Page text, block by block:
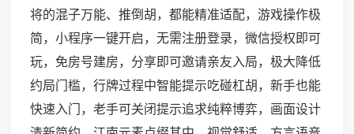
将的混子万能、推倒胡，都能精准适配，游戏操作极
简，小程序一键开启，无需注册登录，微信授权即可
玩，免房号建房，分享即可邀请亲友入局，极大降低
约局门槛，行牌过程中智能提示吃碰杠胡，新手也能
快速入门，老手可关闭提示追求纯粹博弈，画面设计